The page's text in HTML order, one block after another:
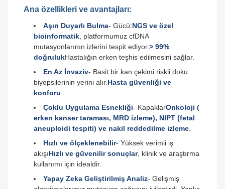
Ana özellikleri ve avantajları:
Aşırı Duyarlı Bulma- Gücü:NGS ve özel
bioinformatik, platformumuz cfDNA
mutasyonlarının izlerini tespit ediyor.> 99%
doğrulukHastalığın erken teşhis edilmesini sağlar.
En Az İnvaziv- Basit bir kan çekimi riskli doku
biyopsilerinin yerini alır.Hasta güvenliği ve
konforu.
Çoklu Uygulama Esnekliği- KapaklarOnkoloji (
erken kanser taraması, MRD izleme), NIPT (fetal
aneuploidi tespiti) ve nakil reddedilme izleme.
Hızlı ve ölçeklenebilir- Yüksek verimli iş
akışıHızlı ve güvenilir sonuçlar, klinik ve araştırma
kullanımı için idealdir.
Yapay Zeka Geliştirilmiş Analiz- Gelişmiş